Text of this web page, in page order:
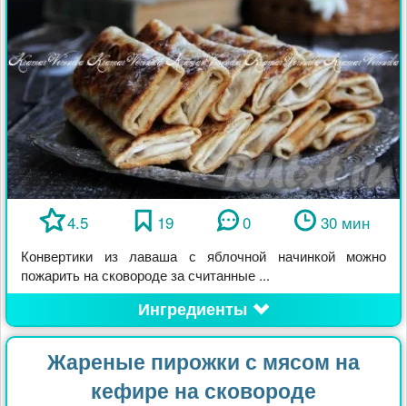
4.5 19 0 30 мин
Конвертики из лаваша с яблочной начинкой можно
пожарить на сковороде за считанные ...
Ингредиенты
Жареные пирожки с мясом на
кефире на сковороде